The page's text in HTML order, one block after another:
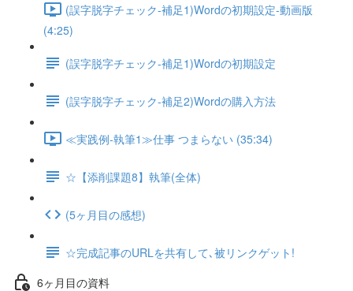
(誤字脱字チェック-補足1)Wordの初期設定-動画版
(4:25)
(誤字脱字チェック-補足1)Wordの初期設定
(誤字脱字チェック-補足2)Wordの購入方法
≪実践例-執筆1≫仕事 つまらない (35:34)
☆【添削課題8】執筆(全体)
(5ヶ月目の感想)
☆完成記事のURLを共有して､被リンクゲット!
6ヶ月目の資料